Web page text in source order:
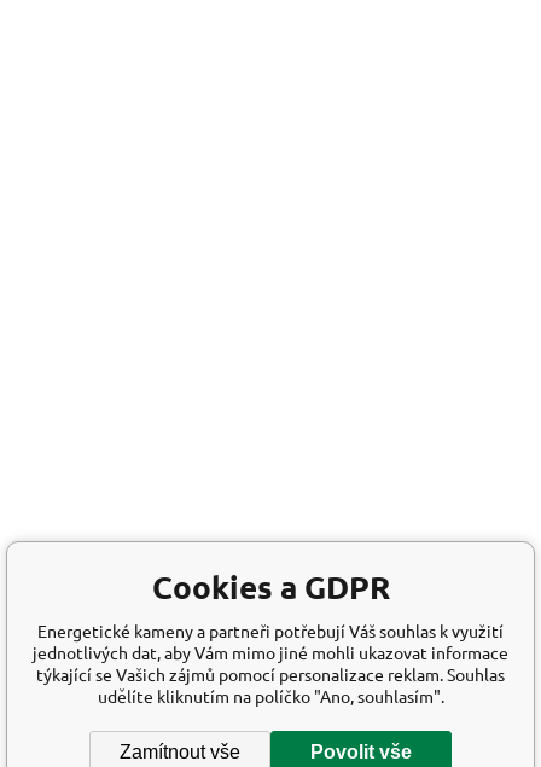
Cookies a GDPR
Energetické kameny a partneři potřebují Váš souhlas k využití
jednotlivých dat, aby Vám mimo jiné mohli ukazovat informace
týkající se Vašich zájmů pomocí personalizace reklam. Souhlas
udělíte kliknutím na políčko "Ano, souhlasím".
Zamítnout vše Povolit vše